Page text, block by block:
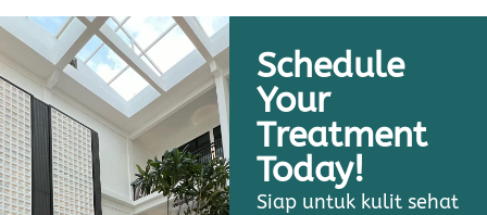
Schedule
Your
Treatment
Today!
Siap untuk kulit sehat